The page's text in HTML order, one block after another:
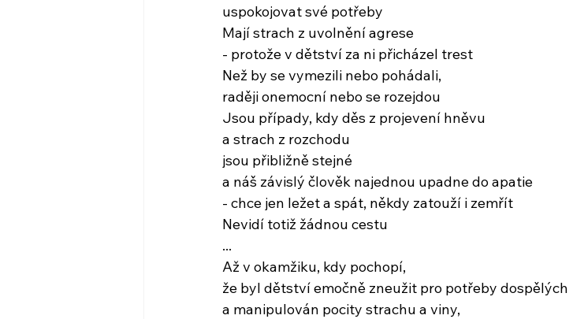
uspokojovat své potřeby
Mají strach z uvolnění agrese
- protože v dětství za ni přicházel trest
Než by se vymezili nebo pohádali,
raději onemocní nebo se rozejdou
Jsou případy, kdy děs z projevení hněvu
a strach z rozchodu
jsou přibližně stejné
a náš závislý člověk najednou upadne do apatie
- chce jen ležet a spát, někdy zatouží i zemřít
Nevidí totiž žádnou cestu
...
Až v okamžiku, kdy pochopí,
že byl dětství emočně zneužit pro potřeby dospělých
a manipulován pocity strachu a viny,